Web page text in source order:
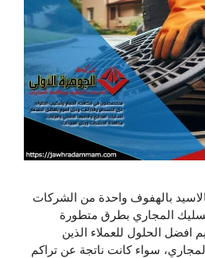
بالهفوف واحدة من الشركات
المجاري بطرق متطورة
افضل الحلول للعملاء الذين
سواء كانت ناتجة عن تراكم